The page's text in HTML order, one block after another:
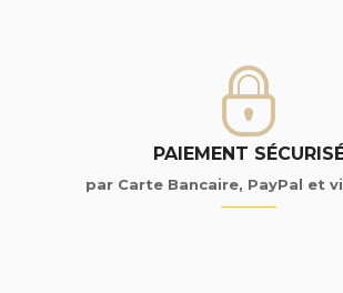
PAIEMENT
par Carte Bancaire, PayPal et